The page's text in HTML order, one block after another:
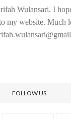
Wulansari. I
my website. Much
FOLLOW US